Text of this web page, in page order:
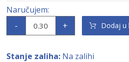
- + Dodaj u
Stanje zaliha: Na zalihi